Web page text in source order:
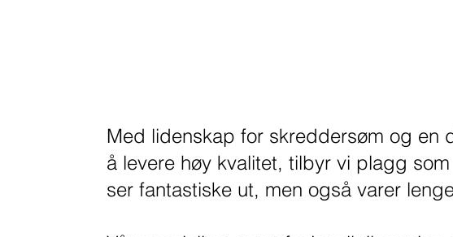
Med lidenskap for skreddersøm og en
å levere høy kvalitet, tilbyr vi plagg
ser fantastiske ut, men også varer